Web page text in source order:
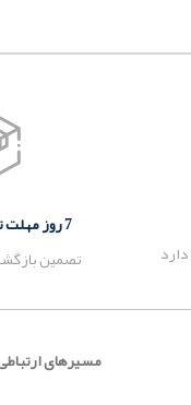
7 روز مهلت تست و بازگشت کالا
تصمین
مسیرهای